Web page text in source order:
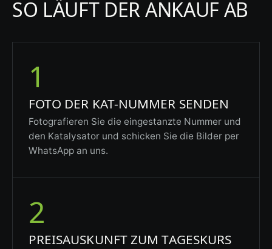
SO LÄUFT DER ANKAUF AB
1
FOTO DER KAT-NUMMER SENDEN
Fotografieren Sie die eingestanzte Nummer und
den Katalysator und schicken Sie die Bilder per
WhatsApp an uns.
2
PREISAUSKUNFT ZUM TAGESKURS